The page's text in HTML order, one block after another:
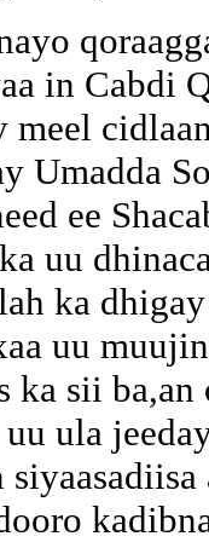
in Cabdi
meel
Umadda
ee
uu
ka
uu
ka sii
ula